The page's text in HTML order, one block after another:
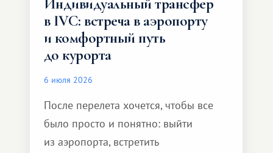
Индивидуальный трансфер
в IVC: встреча в аэропорту
и комфортный путь
до курорта
6 июля 2026
После перелета хочется, чтобы все
было просто и понятно: выйти
из аэропорта, встретить